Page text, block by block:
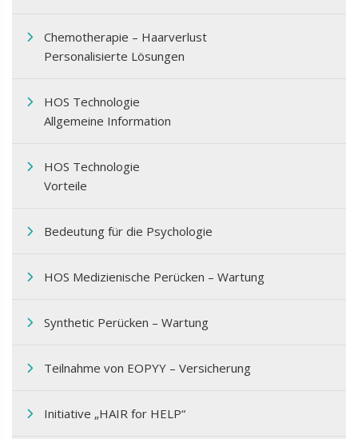
Chemotherapie – Haarverlust
Personalisierte Lösungen
HOS Technologie
Allgemeine Information
HOS Technologie
Vorteile
Bedeutung für die Psychologie
HOS Medizienische Perücken – Wartung
Synthetic Perücken – Wartung
Teilnahme von EOPΥΥ – Versicherung
Initiative „HAIR for HELP“